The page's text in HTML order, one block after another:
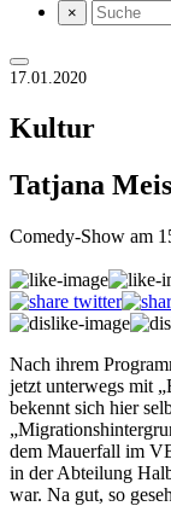
×
17.01.2020
Kultur
Tatjana
Comedy-Show am
Nach ihrem
jetzt unterwegs mit
bekennt sich hier
dem Mauerfall im
in der Abteilung
war. Na gut, so